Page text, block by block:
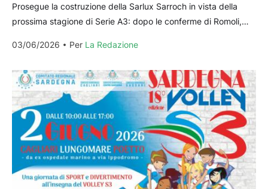
Prosegue la costruzione della Sarlux Sarroch in vista della
prossima stagione di Serie A3: dopo le conferme di Romoli,
03/06/2026
Per La Redazione